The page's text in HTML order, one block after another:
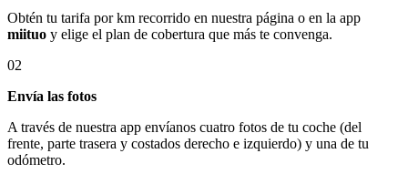
Obtén tu tarifa por km recorrido en nuestra página o en la app
miituo y elige el plan de cobertura que más te convenga.
02
Envía las fotos
A través de nuestra app envíanos cuatro fotos de tu coche (del
frente, parte trasera y costados derecho e izquierdo) y una de tu
odómetro.